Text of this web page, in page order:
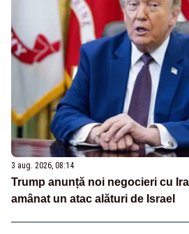
3 aug. 2026, 08:14
Trump anunță noi negocieri cu
amânat un atac alături de Israel